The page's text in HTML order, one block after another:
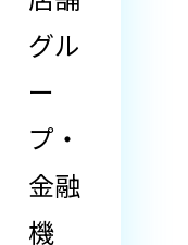
グル
ー
プ・
金融
機